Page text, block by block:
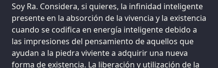
Soy Ra. Considera, si quieres, la infinidad inteligente
presente en la absorción de la vivencia y la existencia
cuando se codifica en energía inteligente debido a
las impresiones del pensamiento de aquellos que
ayudan a la piedra viviente a adquirir una nueva
forma de existencia. La liberación y utilización de la